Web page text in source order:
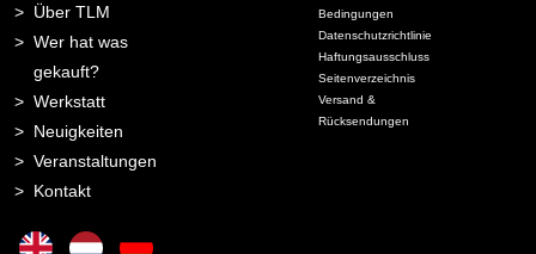
Über TLM
Wer hat was
gekauft?
Werkstatt
Neuigkeiten
Veranstaltungen
Kontakt
Bedingungen
Datenschutzrichtlinie
Haftungsausschluss
Seitenverzeichnis
Versand &
Rücksendungen